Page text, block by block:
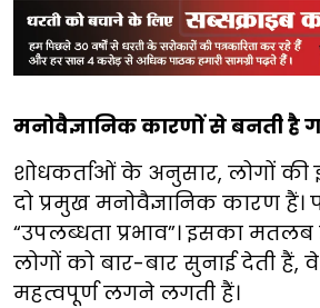
मनोवैज्ञानिक कारणों से बनती है
शोधकर्ताओं के अनुसार, लोगों
दो प्रमुख मनोवैज्ञानिक कारण
“उपलब्धता प्रभाव”। इसका
लोगों को बार-बार सुनाई देती हैं, वे
महत्वपूर्ण लगने लगती हैं।